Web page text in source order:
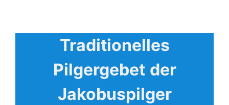
Traditionelles
Pilgergebet der
Jakobuspilger